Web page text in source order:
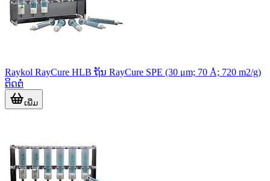
Raykol RayCure HLB ຖັນ RayCure SPE (30 μm; 70 Å; 720 m2/g)
ຕິດຕໍ່
ເພີ່ມ